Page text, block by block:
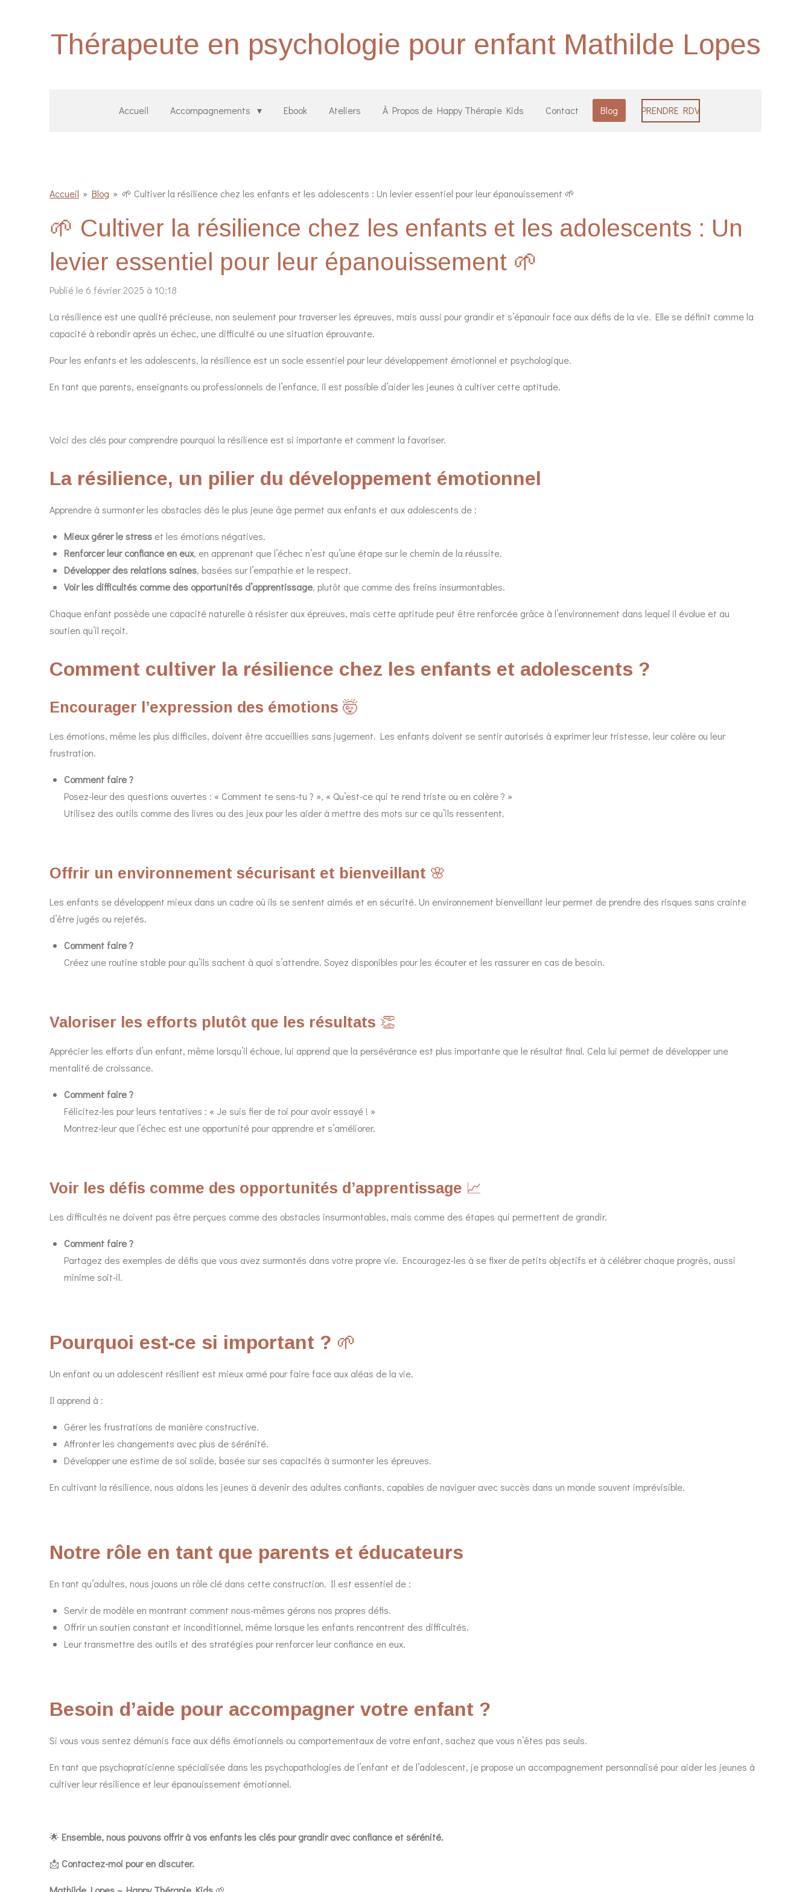
Thérapeute en psychologie pour enfant Mathilde Lopes
Accueil Accompagnements Ebook Ateliers À Propos de Happy Thérapie Kids Contact Blog PRENDRE RDV
Accueil » Blog » 🌱 Cultiver la résilience chez les enfants et les adolescents : Un levier essentiel pour leur épanouissement 🌱
🌱 Cultiver la résilience chez les enfants et les adolescents : Un
levier essentiel pour leur épanouissement 🌱
Publié le 6 février 2025 à 10:18
La résilience est une qualité précieuse, non seulement pour traverser les épreuves, mais aussi pour grandir et s’épanouir face aux défis de la vie. Elle se définit comme la
capacité à rebondir après un échec, une difficulté ou une situation éprouvante.
Pour les enfants et les adolescents, la résilience est un socle essentiel pour leur développement émotionnel et psychologique.
En tant que parents, enseignants ou professionnels de l’enfance, il est possible d’aider les jeunes à cultiver cette aptitude.
Voici des clés pour comprendre pourquoi la résilience est si importante et comment la favoriser.
La résilience, un pilier du développement émotionnel
Apprendre à surmonter les obstacles dès le plus jeune âge permet aux enfants et aux adolescents de :
Mieux gérer le stress et les émotions négatives.
Renforcer leur confiance en eux, en apprenant que l’échec n’est qu’une étape sur le chemin de la réussite.
Développer des relations saines, basées sur l’empathie et le respect.
Voir les difficultés comme des opportunités d’apprentissage, plutôt que comme des freins insurmontables.
Chaque enfant possède une capacité naturelle à résister aux épreuves, mais cette aptitude peut être renforcée grâce à l’environnement dans lequel il évolue et au
soutien qu’il reçoit.
Comment cultiver la résilience chez les enfants et adolescents ?
Encourager l’expression des émotions 🤯
Les émotions, même les plus difficiles, doivent être accueillies sans jugement. Les enfants doivent se sentir autorisés à exprimer leur tristesse, leur colère ou leur
frustration.
Comment faire ?
Posez-leur des questions ouvertes : « Comment te sens-tu ? », « Qu’est-ce qui te rend triste ou en colère ? »
Utilisez des outils comme des livres ou des jeux pour les aider à mettre des mots sur ce qu’ils ressentent.
Offrir un environnement sécurisant et bienveillant 🌸
Les enfants se développent mieux dans un cadre où ils se sentent aimés et en sécurité. Un environnement bienveillant leur permet de prendre des risques sans crainte
d’être jugés ou rejetés.
Comment faire ?
Créez une routine stable pour qu’ils sachent à quoi s’attendre. Soyez disponibles pour les écouter et les rassurer en cas de besoin.
Valoriser les efforts plutôt que les résultats 👏
Apprécier les efforts d’un enfant, même lorsqu’il échoue, lui apprend que la persévérance est plus importante que le résultat final. Cela lui permet de développer une
mentalité de croissance.
Comment faire ?
Félicitez-les pour leurs tentatives : « Je suis fier de toi pour avoir essayé ! »
Montrez-leur que l’échec est une opportunité pour apprendre et s’améliorer.
Voir les défis comme des opportunités d’apprentissage 📈
Les difficultés ne doivent pas être perçues comme des obstacles insurmontables, mais comme des étapes qui permettent de grandir.
Comment faire ?
Partagez des exemples de défis que vous avez surmontés dans votre propre vie. Encouragez-les à se fixer de petits objectifs et à célébrer chaque progrès, aussi
minime soit-il.
Pourquoi est-ce si important ? 🌱
Un enfant ou un adolescent résilient est mieux armé pour faire face aux aléas de la vie.
Il apprend à :
Gérer les frustrations de manière constructive.
Affronter les changements avec plus de sérénité.
Développer une estime de soi solide, basée sur ses capacités à surmonter les épreuves.
En cultivant la résilience, nous aidons les jeunes à devenir des adultes confiants, capables de naviguer avec succès dans un monde souvent imprévisible.
Notre rôle en tant que parents et éducateurs
En tant qu’adultes, nous jouons un rôle clé dans cette construction. Il est essentiel de :
Servir de modèle en montrant comment nous-mêmes gérons nos propres défis.
Offrir un soutien constant et inconditionnel, même lorsque les enfants rencontrent des difficultés.
Leur transmettre des outils et des stratégies pour renforcer leur confiance en eux.
Besoin d’aide pour accompagner votre enfant ?
Si vous vous sentez démunis face aux défis émotionnels ou comportementaux de votre enfant, sachez que vous n’êtes pas seuls.
En tant que psychopraticienne spécialisée dans les psychopathologies de l’enfant et de l’adolescent, je propose un accompagnement personnalisé pour aider les jeunes à
cultiver leur résilience et leur épanouissement émotionnel.
🌟 Ensemble, nous pouvons offrir à vos enfants les clés pour grandir avec confiance et sérénité.
📩 Contactez-moi pour en discuter.